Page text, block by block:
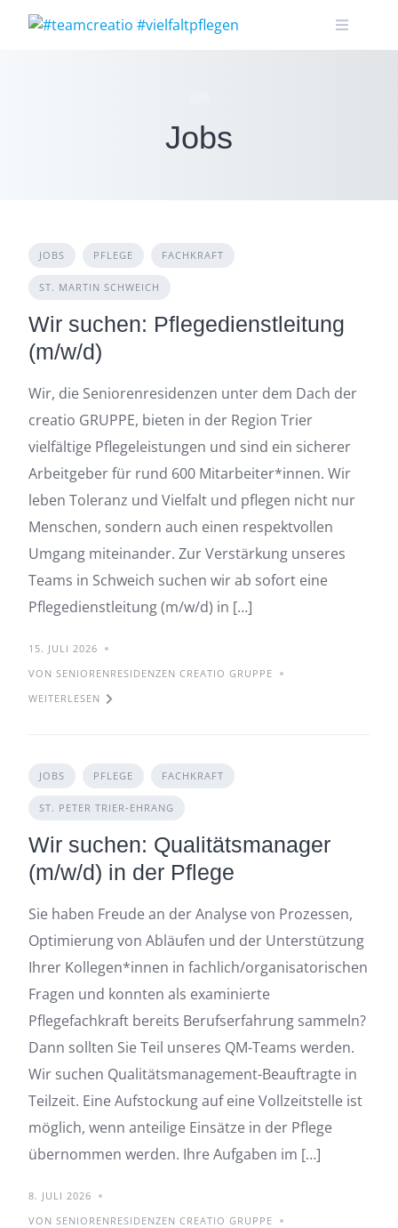
Jobs
JOBS PFLEGE FACHKRAFT
ST. MARTIN SCHWEICH
Wir suchen: Pflegedienstleitung
(m/w/d)
Wir, die Seniorenresidenzen unter dem Dach der
creatio GRUPPE, bieten in der Region Trier
vielfältige Pflegeleistungen und sind ein sicherer
Arbeitgeber für rund 600 Mitarbeiter*innen. Wir
leben Toleranz und Vielfalt und pflegen nicht nur
Menschen, sondern auch einen respektvollen
Umgang miteinander. Zur Verstärkung unseres
Teams in Schweich suchen wir ab sofort eine
Pflegedienstleitung (m/w/d) in […]
15. JULI 2026
VON SENIORENRESIDENZEN CREATIO GRUPPE
WEITERLESEN
JOBS PFLEGE FACHKRAFT
ST. PETER TRIER-EHRANG
Wir suchen: Qualitätsmanager
(m/w/d) in der Pflege
Sie haben Freude an der Analyse von Prozessen,
Optimierung von Abläufen und der Unterstützung
Ihrer Kollegen*innen in fachlich/organisatorischen
Fragen und konnten als examinierte
Pflegefachkraft bereits Berufserfahrung sammeln?
Dann sollten Sie Teil unseres QM-Teams werden.
Wir suchen Qualitätsmanagement-Beauftragte in
Teilzeit. Eine Aufstockung auf eine Vollzeitstelle ist
möglich, wenn anteilige Einsätze in der Pflege
übernommen werden. Ihre Aufgaben im […]
8. JULI 2026
VON SENIORENRESIDENZEN CREATIO GRUPPE